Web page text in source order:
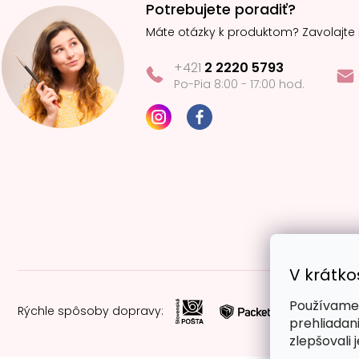
V
zlepšovali
Potrebujete poradiť?
Máte otázky k produktom? Zavolajte
+421 2 2220 5793
Po-Pia 8:00 - 17:00 hod.
Rýchle spôsoby dopravy: